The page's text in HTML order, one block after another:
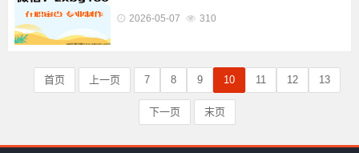
2026-05-07 310
首页 上一页 7 8 9 10 11 12 13
下一页 末页